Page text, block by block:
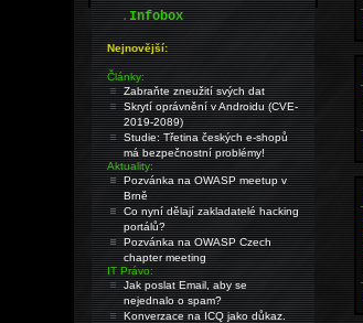
.Infobox
Nejnovější:
Články:
Zabraňte zneužití svých dat
Skrytí oprávnění v Androidu (CVE-
2019-2089)
Studie: Třetina českých e-shopů
má bezpečnostní problémy!
Aktuality:
Pozvánka na OWASP meetup v
Brně
Co nyní dělají zakladatelé hacking
portálů?
Pozvánka na OWASP Czech
chapter meeting
IT Právo:
Jak poslat Email, aby se
nejednalo o spam?
Konverzace na ICQ jako důkaz.